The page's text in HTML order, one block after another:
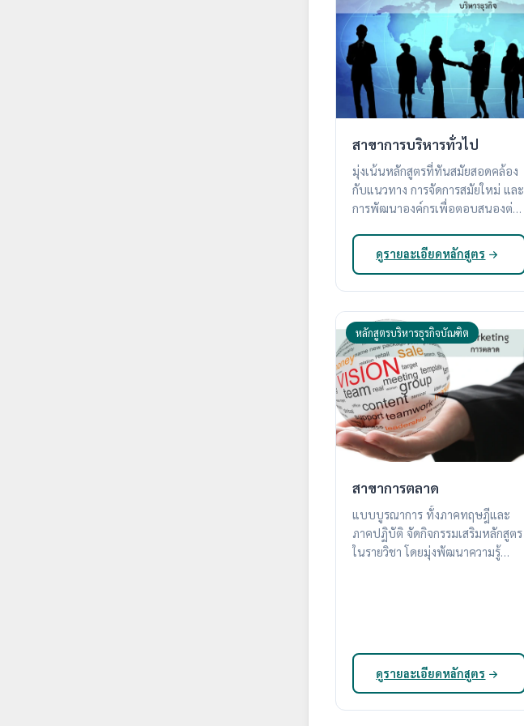
สาขาการบริหารทั่วไป
มุ่งเน้นหลักสูตรที่ทันสมัยสอดคล้อง
กับแนวทาง การจัดการสมัยใหม่ และ
การพัฒนาองค์กรเพื่อตอบสนองต่อ
ดูรายละเอียดหลักสูตร
หลักสูตรบริหารธุรกิจบัณฑิต
สาขาการตลาด
แบบบูรณาการ ทั้งภาคทฤษฎีและ
ภาคปฏิบัติ จัดกิจกรรมเสริมหลักสูตร
ในรายวิชา โดยมุ่งพัฒนาความรู้
ดูรายละเอียดหลักสูตร